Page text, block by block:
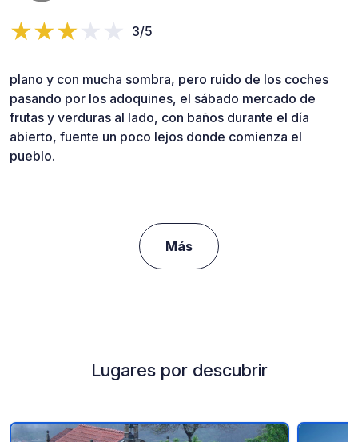
3/5
plano y con mucha sombra, pero ruido de los coches
pasando por los adoquines, el sábado mercado de
frutas y verduras al lado, con baños durante el día
abierto, fuente un poco lejos donde comienza el
pueblo.
Más
Lugares por descubrir